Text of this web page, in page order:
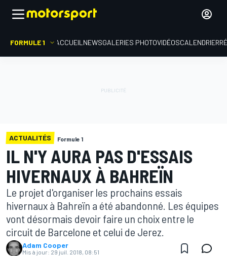
FORMULE 1 ACCUEIL NEWSGALERIES PHOTOVIDÉOSCALENDRIER
ACTUALITÉS Formule 1
IL N'Y AURA PAS D'ESSAIS
HIVERNAUX À BAHREÏN
Le projet d'organiser les prochains essais
hivernaux à Bahreïn a été abandonné. Les équipes
vont désormais devoir faire un choix entre le
circuit de Barcelone et celui de Jerez.
Adam Cooper
Mis à jour: 29 juil. 2018, 08:51